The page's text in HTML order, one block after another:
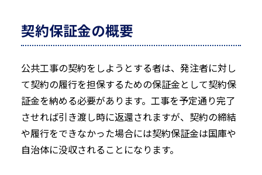
契約保証金の概要
公共工事の契約をしようとする者は、発注者に対し
て契約の履行を担保するための保証金として契約保
証金を納める必要があります。工事を予定通り完了
させれば引き渡し時に返還されますが、契約の締結
や履行をできなかった場合には契約保証金は国庫や
自治体に没収されることになります。